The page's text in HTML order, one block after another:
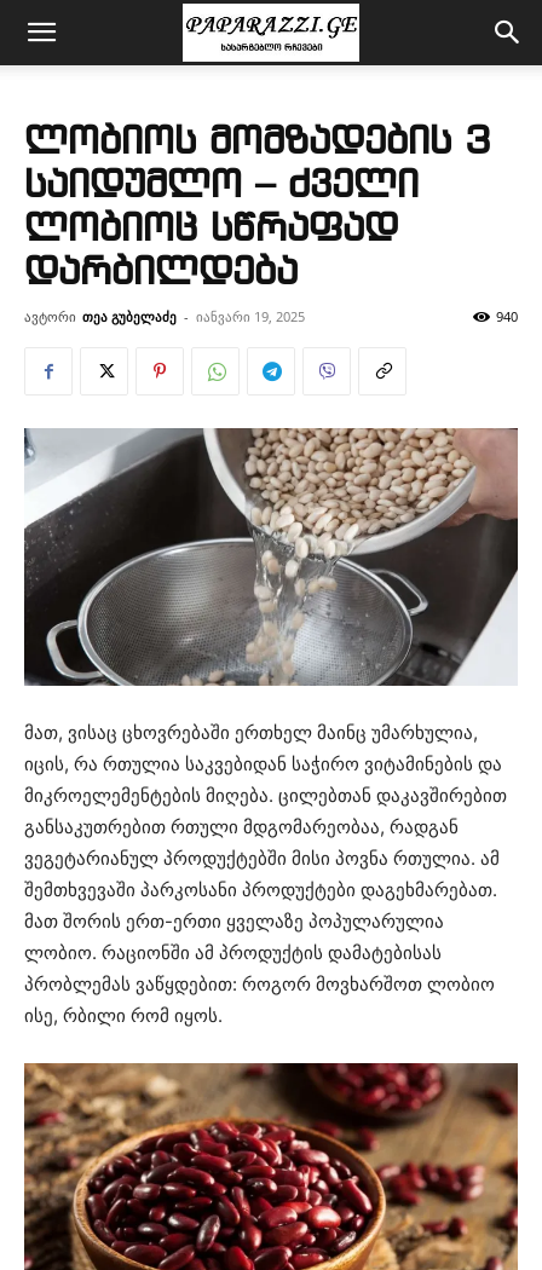
ლობიოს მომზადების 3
საიდუმლო – ძველი
ლობიოც სწრაფად
დარბილდება
ავტორი თეა გუბელაძე - იანვარი 19, 2025 940
მათ, ვისაც ცხოვრებაში ერთხელ მაინც უმარხულია,
იცის, რა რთულია საკვებიდან საჭირო ვიტამინების და
მიკროელემენტების მიღება. ცილებთან დაკავშირებით
განსაკუთრებით რთული მდგომარეობაა, რადგან
ვეგეტარიანულ პროდუქტებში მისი პოვნა რთულია. ამ
შემთხვევაში პარკოსანი პროდუქტები დაგეხმარებათ.
მათ შორის ერთ-ერთი ყველაზე პოპულარულია
ლობიო. რაციონში ამ პროდუქტის დამატებისას
პრობლემას ვაწყდებით: როგორ მოვხარშოთ ლობიო
ისე, რბილი რომ იყოს.